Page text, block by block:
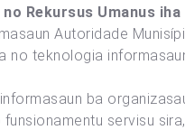
Rekursus Umanus
Autoridade
no teknologia
ba
servisu